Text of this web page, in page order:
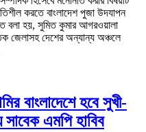
করতে বাংলাদেশ পুজা উদযাপন
বলা হয়, সুমিত কুমার আগরওয়ালা
জেলাসহ দেশের অন্যান্য অঞ্চলে
বাংলাদেশে হবে সুখী-
সাবেক এমপি হাবিব